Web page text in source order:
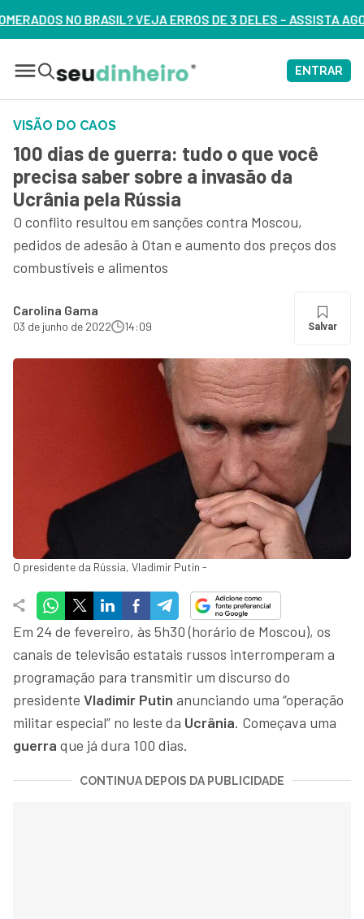
ERROS DE 3 DELES – ASSISTA AGORA
ENTRAR
VISÃO DO CAOS
100 dias de guerra: tudo o que você
precisa saber sobre a invasão da
Ucrânia pela Rússia
O conflito resultou em sanções contra Moscou,
pedidos de adesão à Otan e aumento dos preços dos
combustíveis e alimentos
Carolina Gama
03 de junho de 2022 14:09 Salvar
O presidente da Rússia, Vladimir Putin -
Em 24 de fevereiro, às 5h30 (horário de Moscou), os
canais de televisão estatais russos interromperam a
programação para transmitir um discurso do
presidente Vladimir Putin anunciando uma “operação
militar especial” no leste da Ucrânia. Começava uma
guerra que já dura 100 dias.
CONTINUA DEPOIS DA PUBLICIDADE